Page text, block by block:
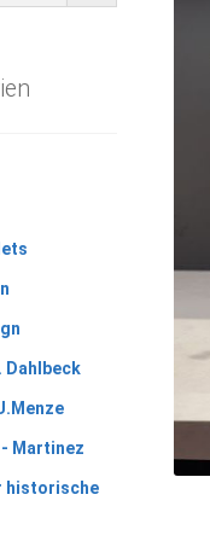
Dahlbeck
- Martinez
historische